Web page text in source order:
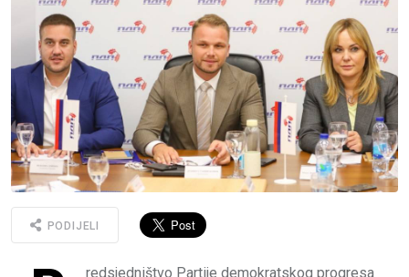
PODIJELI
redsjedništvo Partije demokratskog progresa